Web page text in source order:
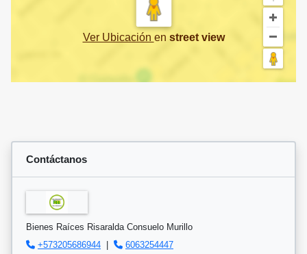
Ver Ubicación en street view
Contáctanos
Bienes Raíces Risaralda Consuelo Murillo
+573205686944 |
6063254447